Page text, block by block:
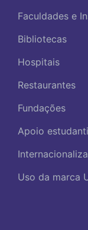
Faculdades e
Bibliotecas
Hospitais
Restaurantes
Fundações
Apoio
Uso da marca